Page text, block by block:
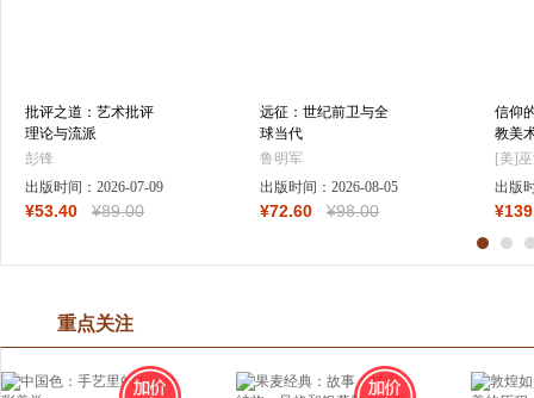
批评之道：艺术批评
理论与流派
彭锋
出版时间： 2026-07-09
¥53.40 ¥89.00
远征：世纪前卫与全
球当代
鲁明军
出版时间： 2026-08-05
¥72.60 ¥98.00
信仰
教美
[美]
出版
¥139
重点关注